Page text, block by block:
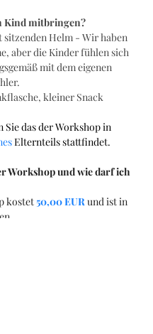
Kind mitbringen?
sitzenden Helm - Wir haben
aber die Kinder fühlen sich
mit dem eigenen
kleiner Snack
Sie das der Workshop in
Elternteils stattfindet.
Workshop und wie darf ich
kostet 50,00 EURund istin